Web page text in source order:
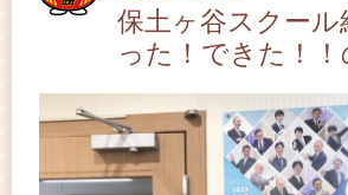
保土ヶ谷スクール
った！できた！！